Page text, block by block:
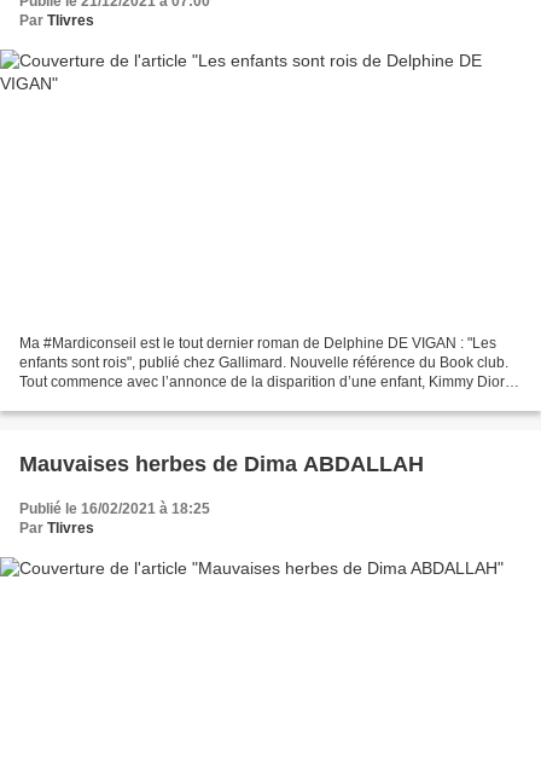
Par Tlivres
Ma #Mardiconseil est le tout dernier roman de Delphine DE VIGAN : "Les
enfants sont rois", publié chez Gallimard. Nouvelle référence du Book club.
Tout commence avec l’annonce de la disparition d’une enfant, Kimmy Dioré,
Mauvaises herbes de Dima ABDALLAH
Publié le 16/02/2021 à 18:25
Par Tlivres